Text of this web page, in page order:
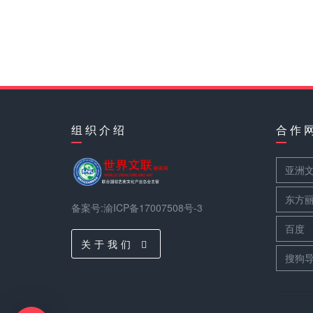
组 织 介 绍
备案号:渝ICP备17007508号-3
关 于 我 们
合 作
亚洲
东方
百度
搜狗